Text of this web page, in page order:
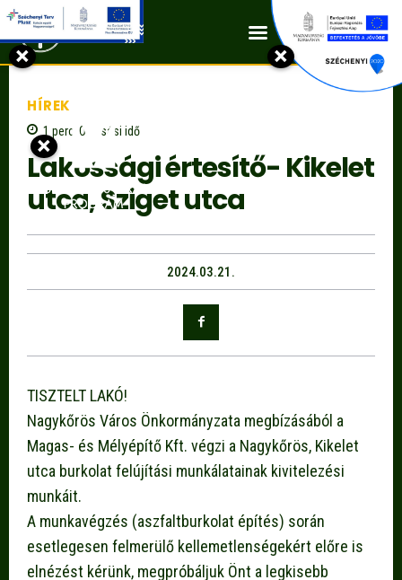
Kapcsolat
HÍREK
1 perc Olvasási idő
Lakossági értesítő- Kikelet
utca, Sziget utca
2024.03.21.
TISZTELT LAKÓ!
Nagykőrös Város Önkormányzata megbízásából a
Magas- és Mélyépítő Kft. végzi a Nagykőrös, Kikelet
utca burkolat felújítási munkálatainak kivitelezési
munkáit.
A munkavégzés (aszfaltburkolat építés) során
esetlegesen felmerülő kellemetlenségekért előre is
elnézést kérünk, megpróbáljuk Önt a legkisebb
×
×
×